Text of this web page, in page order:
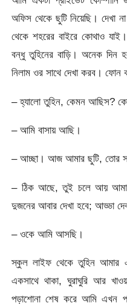
অফিস থেকে ছুটি নিয়েছি। দেখা
থেকে শহরের বাইরে কোথাও
বন্ধু তুহিনের বাড়ি। অনেক দিন
নিলাম ওর সাথে দেখা করব। ফোন
– হ্যালো তুহিন, কেমন আছিস?
– আমি বাসায় আছি।
– আচ্ছা। আজ আমার ছুটি, তোর
– ঠিক আছে, তুই চলে আয়
দুজনের আবার দেখা হবে; আড্ডা
– ওকে আমি আসছি।
স্কুল লাইফ থেকে তুহিন আমার
একসাথে থাকা, ঘুরাঘুরি আর
পড়াশোনা শেষ করে আমি এখন